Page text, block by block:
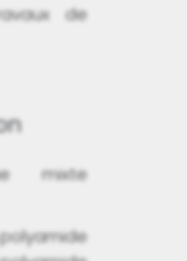
de
mixte